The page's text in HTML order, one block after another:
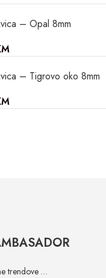
– Opal 8mm
– Tigrovo oko 8mm
trendove …